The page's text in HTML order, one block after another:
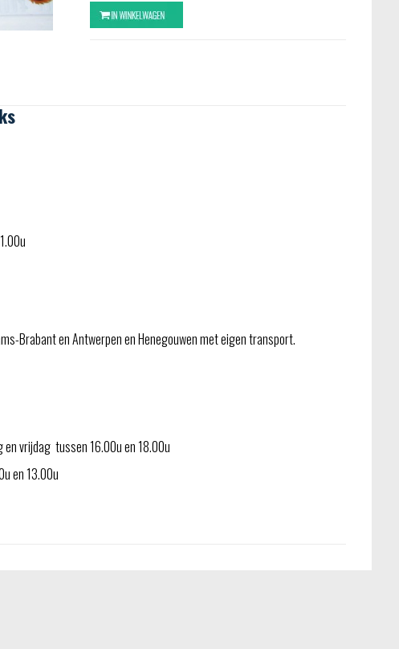
Brabant en Antwerpen en Henegouwen met eigen transport.
en vrijdag tussen 16.00u en 18.00u
en 13.00u